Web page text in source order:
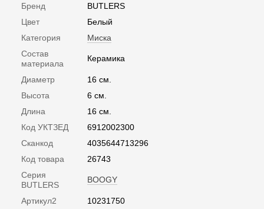
Бренд
BUTLERS
Цвет
Белый
Категория
Миска
Состав
материала
Керамика
Диаметр
16 см.
Высота
6 см.
Длина
16 см.
Код УКТЗЕД
6912002300
Сканкод
4035644713296
Код товара
26743
Серия
BUTLERS
BOOGY
Артикул2 10231750